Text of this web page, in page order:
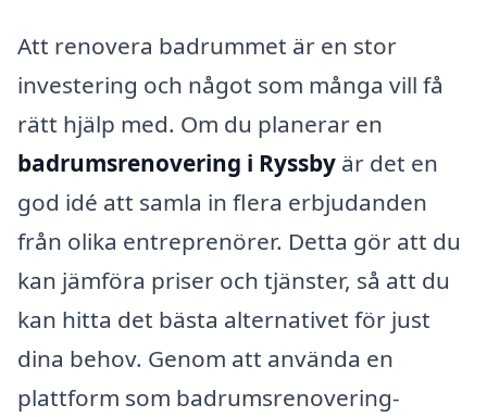
Att renovera badrummet är en stor
investering och något som många vill få
rätt hjälp med. Om du planerar en
badrumsrenovering i Ryssby är det en
god idé att samla in flera erbjudanden
från olika entreprenörer. Detta gör att du
kan jämföra priser och tjänster, så att du
kan hitta det bästa alternativet för just
dina behov. Genom att använda en
plattform som badrumsrenovering-